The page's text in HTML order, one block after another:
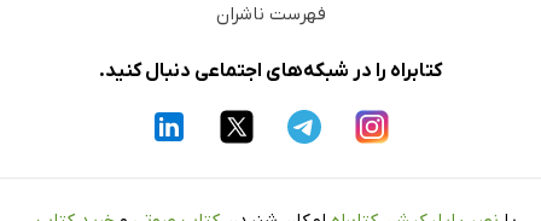
فهرست ناشران
کتابراه را در شبکه‌های اجتماعی دنبال کنید.